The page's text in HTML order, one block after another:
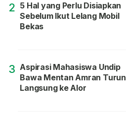
2 5 Hal yang Perlu Disiapkan
Sebelum Ikut Lelang Mobil
Bekas
3 Aspirasi Mahasiswa Undip
Bawa Mentan Amran Turun
Langsung ke Alor